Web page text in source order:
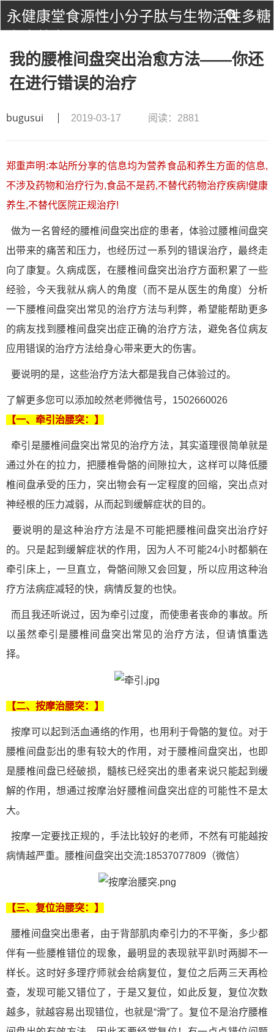
永健康堂食源性小分子肽与生物活性多糖
我的腰椎间盘突出治愈方法——你还
在进行错误的治疗
bugusui 2019-03-17 阅读：2881
郑重声明:本站所分享的信息均为营养食品和养生方面的信息,
不涉及药物和治疗行为,食品不是药,不替代药物治疗疾病!健康
养生,不替代医院正规治疗!
做为一名曾经的腰椎间盘突出症的患者，体验过腰椎间盘突
出带来的痛苦和压力，也经历过一系列的错误治疗，最终走
向了康复。久病成医，在腰椎间盘突出治疗方面积累了一些
经验，今天我就从病人的角度（而不是从医生的角度）分析
一下腰椎间盘突出常见的治疗方法与利弊，希望能帮助更多
的病友找到腰椎间盘突出症正确的治疗方法，避免各位病友
应用错误的治疗方法给身心带来更大的伤害。
要说明的是，这些治疗方法大都是我自己体验过的。
了解更多您可以添加皎然老师微信号，1502660026
【一、牵引治腰突：】
牵引是腰椎间盘突出常见的治疗方法，其实道理很简单就是
通过外在的拉力，把腰椎骨骼的间隙拉大，这样可以降低腰
椎间盘承受的压力，突出物会有一定程度的回缩，突出点对
神经根的压力减弱，从而起到缓解症状的目的。
要说明的是这种治疗方法是不可能把腰椎间盘突出治疗好
的。只是起到缓解症状的作用，因为人不可能24小时都躺在
牵引床上，一旦直立，骨骼间隙又会回复，所以应用这种治
疗方法病症减轻的快，病情反复的也快。
而且我还听说过，因为牵引过度，而使患者丧命的事故。所
以虽然牵引是腰椎间盘突出常见的治疗方法，但请慎重选
择。
【二、按摩治腰突：】
按摩可以起到活血通络的作用，也用利于骨骼的复位。对于
腰椎间盘彭出的患有较大的作用，对于腰椎间盘突出，也即
是腰椎间盘已经破损，髓核已经突出的患者来说只能起到缓
解的作用，想通过按摩治好腰椎间盘突出症的可能性不是太
大。
按摩一定要找正规的，手法比较好的老师，不然有可能越按
病情越严重。腰椎间盘突出交流:18537077809（微信）
【三、复位治腰突：】
腰椎间盘突出患者，由于背部肌肉牵引力的不平衡，多少都
伴有一些腰椎错位的现象，最明显的表现就平趴时两脚不一
样长。这时好多理疗师就会给病复位，复位之后两三天再检
查，发现可能又错位了，于是又复位，如此反复，复位次数
越多，就越容易出现错位，也就是“滑”了。复位不是治疗腰椎